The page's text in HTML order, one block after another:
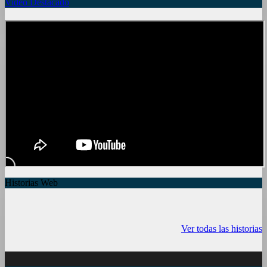
Historias Web
Ver todas las historias
ósea a partir de
vibrante y ¡más!
del iPhone